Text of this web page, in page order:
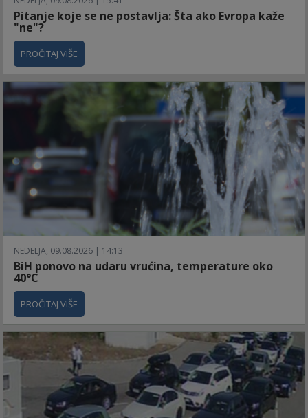
Pitanje koje se ne postavlja: Šta ako Evropa kaže
"ne"?
PROČITAJ VIŠE
NEDELJA, 09.08.2026 | 14:13
BiH ponovo na udaru vrućina, temperature oko
40°C
PROČITAJ VIŠE